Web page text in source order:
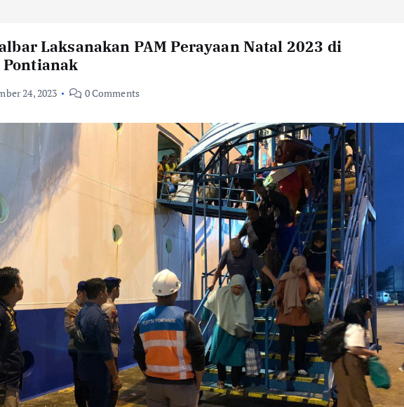
Laksanakan PAM Perayaan Natal 2023 di
24, 2023 0 Comments